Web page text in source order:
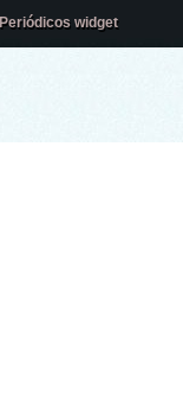
Periódicos widget